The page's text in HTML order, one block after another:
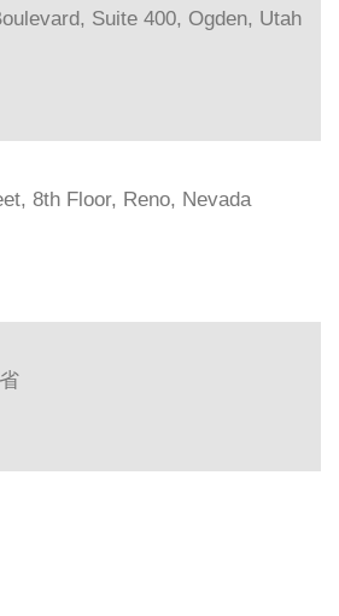
Suite 400, Ogden, Utah
8th Floor, Reno, Nevada